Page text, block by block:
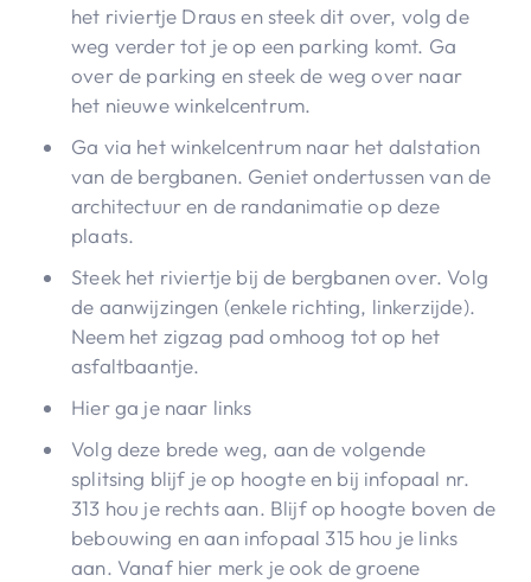
het riviertje Draus en steek dit over, volg de
weg verder tot je op een parking komt. Ga
over de parking en steek de weg over naar
het nieuwe winkelcentrum.
Ga via het winkelcentrum naar het dalstation
van de bergbanen. Geniet ondertussen van de
architectuur en de randanimatie op deze
plaats.
Steek het riviertje bij de bergbanen over. Volg
de aanwijzingen (enkele richting, linkerzijde).
Neem het zigzag pad omhoog tot op het
asfaltbaantje.
Hier ga je naar links
Volg deze brede weg, aan de volgende
splitsing blijf je op hoogte en bij infopaal nr.
313 hou je rechts aan. Blijf op hoogte boven de
bebouwing en aan infopaal 315 hou je links
aan. Vanaf hier merk je ook de groene